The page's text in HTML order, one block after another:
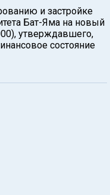
и застройке
Бат-Яма на новый
утверждавшего,
состояние